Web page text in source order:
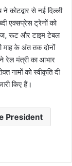
से नई दिल्ली
एक्सप्रेस ट्रेनों को
रूट और टाइम टेबल
माह के अंत तक दोनों
रेल मंत्री का आभार
नामों को स्वीकृति दी
किए हैं।
President